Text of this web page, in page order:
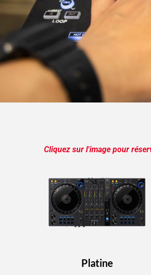
Cliquez sur l'image pour
Platine